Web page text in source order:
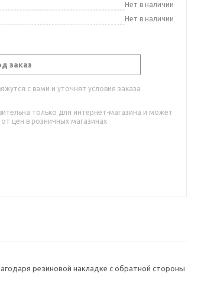
Нет в наличии
Нет в наличии
заказ
с вами и уточнят условия заказа
только для интернет-магазина и может
цен в розничных магазинах
резиновой накладке с обратной стороны